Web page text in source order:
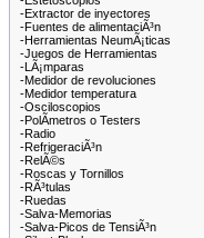
-Extractor de inyectores
-Fuentes de alimentaciÃ³n
-Herramientas NeumÃ¡ticas
-Juegos de Herramientas
-LÃ¡mparas
-Medidor de revoluciones
-Medidor temperatura
-Osciloscopios
-PolÃ­metros o Testers
-Radio
-RefrigeraciÃ³n
-RelÃ©s
-Roscas y Tornillos
-RÃ³tulas
-Ruedas
-Salva-Memorias
-Salva-Picos de TensiÃ³n